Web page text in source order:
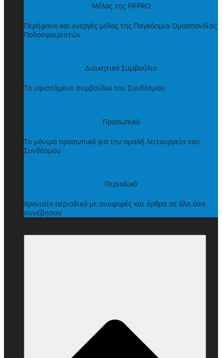
Μέλος της FIFPRO
Περήφανο και ενεργές μέλος της Παγκόσμια Ομοσπονδίας
Ποδοσφαιριστών
Διοικητικό Συμβούλιο
Το υφιστάμενο συμβούλιο του Συνδέσμου
Προσωπικό
Το μόνιμο προσωπικό για την ομαλή λειτουργεία του
Συνδέσμου
Περιοδικό
Χρονιαίο περιοδικό με αναφορές και άρθρα σε όλα όσα
συνέβησαν